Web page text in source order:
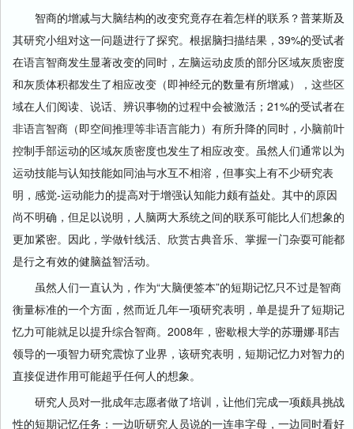
智商的增减与大脑结构的改变究竟存在着怎样的联系？普莱斯及
其研究小组对这一问题进行了探究。根据脑扫描结果，39%的受试者
在语言智商发生显著改变的同时，左脑运动皮质的部分区域灰质密度
和灰质体积都发生了相应改变（即神经元的数量有所增减），这些区
域在人们阅读、说话、辨识事物的过程中会被激活；21%的受试者在
非语言智商（即空间推理等非语言能力）有所升降的同时，小脑前叶
控制手部运动的区域灰质密度也发生了相应改变。虽然人们通常以为
运动技能与认知技能如同油与水互不相溶，但事实上有不少研究表
明，感觉-运动能力的提高对于增强认知能力颇有益处。其中的原因
尚不明确，但足以说明，人脑两大系统之间的联系可能比人们想象的
更加紧密。因此，学做针线活、欣赏古典音乐、掌握一门杂耍可能都
是行之有效的健脑益智活动。
虽然人们一直认为，作为“大脑便签本”的短期记忆只不过是智商
衡量标准的一个方面，然而近几年一项研究表明，单是提升了短期记
忆力可能就足以提升综合智商。2008年，密歇根大学的苏珊娜·耶吉
领导的一项智力研究震惊了业界，该研究表明，短期记忆力对智力的
直接促进作用可能超乎任何人的想象。
研究人员对一批成年志愿者做了培训，让他们完成一项颇具挑战
性的短期记忆任务：一边听研究人员说的一连串字母，一边同时看好